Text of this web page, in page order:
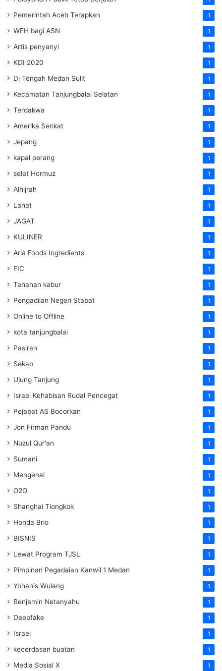
Pemerintah Aceh Terapkan 1
WFH bagi ASN 1
Artis penyanyi 1
KDI 2020 1
Di Tengah Medan Sulit 1
Kecamatan Tanjungbalai Selatan 1
Terdakwa 1
Amerika Serikat 1
Jepang 1
kapal perang 1
selat Hormuz 1
Alhijrah 1
Lahat 1
JAGAT 1
KULINER 1
Arla Foods Ingredients 1
FIC 1
Tahanan kabur 1
Pengadilan Negeri Stabat 1
Online to Offline 1
kota tanjungbalai 1
Pasiran 1
Sekap 1
Ujung Tanjung 1
Israel Kehabisan Rudal Pencegat 1
Pejabat AS Bocorkan 1
Jon Firman Pandu 1
Nuzul Qur'an 1
Sumani 1
Mengenal 1
O2O 1
Shanghai Tiongkok 1
Honda Brio 1
BISNIS 1
Lewat Program TJSL 1
Pimpinan Pegadaian Kanwil 1 Medan 1
Yohanis Wulang 1
Benjamin Netanyahu 1
Deepfake 1
Israel 1
kecerdasan buatan 1
Media Sosial X 1